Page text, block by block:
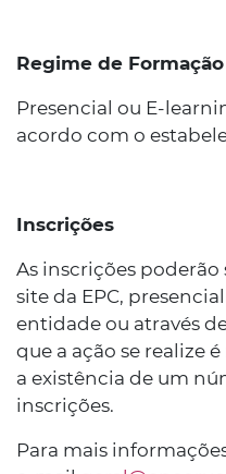
Regime de Formação
Presencial ou E-
acordo com o
Inscrições
As inscrições poderão
site da EPC,
entidade ou através
que a ação se realize
a existência de um
inscrições.
Para mais